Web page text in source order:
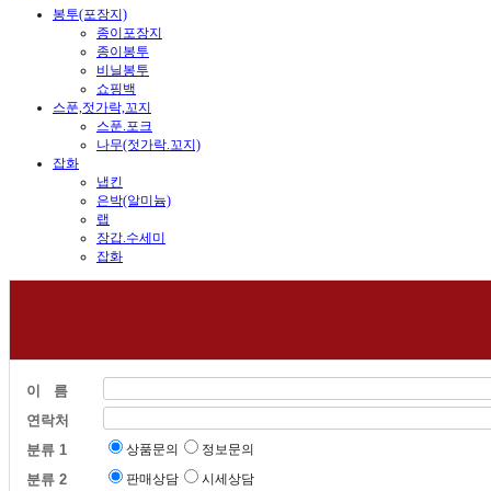
봉투(포장지)
종이포장지
종이봉투
비닐봉투
쇼핑백
스푼,젓가락,꼬지
스푼.포크
나무(젓가락.꼬지)
잡화
냅킨
은박(알미늄)
랩
장갑.수세미
잡화
이 름
연락처
분류 1
상품문의 정보문의
분류 2 판매상담 시세상담